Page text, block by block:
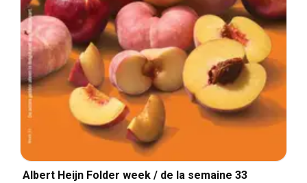
Albert Heijn Folder week / de la semaine 33